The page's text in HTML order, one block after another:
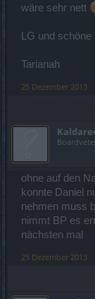
wäre sehr nett
LG und
Tarianah
25 Dezember 2013
ohne auf den
konnte Daniel
nehmen muss
nimmt BP es
nächsten mal
25 Dezember 2013